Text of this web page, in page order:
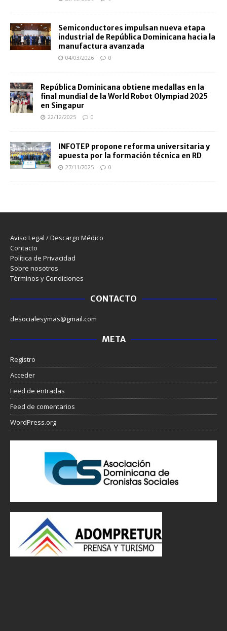
Semiconductores impulsan nueva etapa
industrial de República Dominicana hacia la
manufactura avanzada
04/03/2026 0
República Dominicana obtiene medallas en la
final mundial de la World Robot Olympiad 2025
en Singapur
22/12/2025 0
INFOTEP propone reforma universitaria y
apuesta por la formación técnica en RD
27/11/2025 0
Aviso Legal / Descargo Médico
Contacto
Política de Privacidad
Sobre nosotros
Términos y Condiciones
CONTACTO
desocialesymas@gmail.com
META
Registro
Acceder
Feed de entradas
Feed de comentarios
WordPress.org